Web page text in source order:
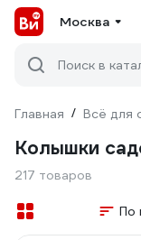
Москва
Поиск в
Главная / Всё для
Колышки
217 товаров
По